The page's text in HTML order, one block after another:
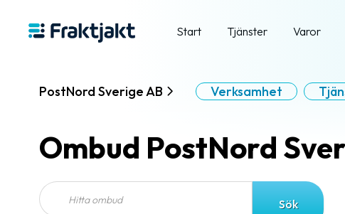
Start Tjänster Varor
PostNord Sverige AB Verksamhet
Ombud PostNord